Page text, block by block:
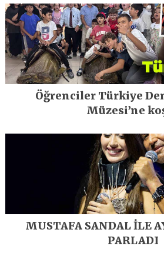
Öğrenciler Türkiye
Müzesi’ne
MUSTAFA SANDAL İLE
PARLADI